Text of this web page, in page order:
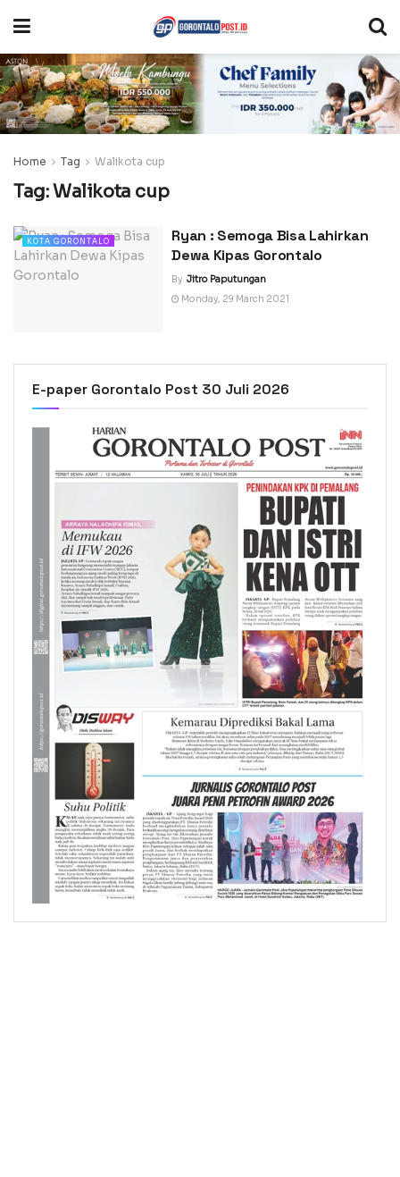
Home Tag Walikota cup
Tag:Walikota cup
KOTA GORONTALO
Ryan : Semoga Bisa Lahirkan
Dewa Kipas Gorontalo
By Jitro Paputungan
Monday, 29 March 2021
E-paper Gorontalo Post 30 Juli 2026